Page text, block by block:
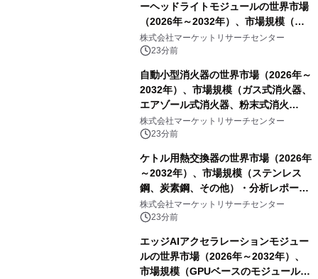
ーヘッドライトモジュールの世界市場
（2026年～2032年）、市場規模（シ
ングルダイレクトビーム、デュアルダ
イレクトビーム、その他）・分析レポ
ートを発表
株式会社マーケットリサーチセンター
23分前
自動小型消火器の世界市場（2026年～
2032年）、市場規模（ガス式消火器、
エアゾール式消火器、粉末式消火
器）・分析レポートを発表
株式会社マーケットリサーチセンター
23分前
ケトル用熱交換器の世界市場（2026年
～2032年）、市場規模（ステンレス
鋼、炭素鋼、その他）・分析レポート
を発表
株式会社マーケットリサーチセンター
23分前
エッジAIアクセラレーションモジュー
ルの世界市場（2026年～2032年）、
市場規模（GPUベースのモジュール、